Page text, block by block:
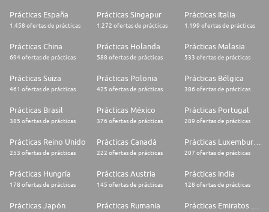
Prácticas España
1.458 ofertas de prácticas
Prácticas Singapur
1.272 ofertas de prácticas
Prácticas Italia
1.199 ofertas de prácticas
Prácticas China
694 ofertas de prácticas
Prácticas Holanda
588 ofertas de prácticas
Prácticas Malasia
533 ofertas de prácticas
Prácticas Suiza
461 ofertas de prácticas
Prácticas Polonia
425 ofertas de prácticas
Prácticas Bélgica
386 ofertas de prácticas
Prácticas Brasil
385 ofertas de prácticas
Prácticas México
376 ofertas de prácticas
Prácticas Portugal
289 ofertas de prácticas
Prácticas Reino Unido
253 ofertas de prácticas
Prácticas Canadá
222 ofertas de prácticas
Prácticas Luxemburgo
207 ofertas de prácticas
Prácticas Hungría
178 ofertas de prácticas
Prácticas Austria
145 ofertas de prácticas
Prácticas India
128 ofertas de prácticas
Prácticas Japón Prácticas Rumania